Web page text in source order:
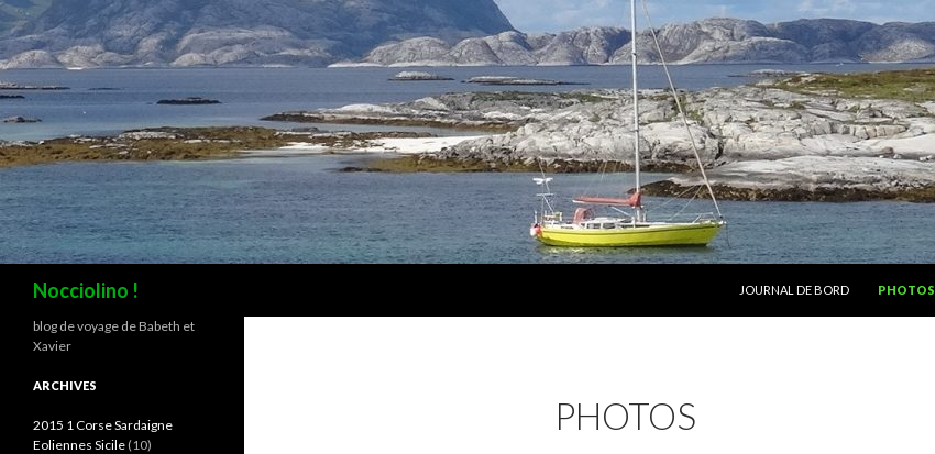
Nocciolino !
JOURNAL DE BORD
PHOTOS
PHOTOS
blog de voyage de Babeth et
Xavier
ARCHIVES
2015 1 Corse Sardaigne
Eoliennes Sicile (10)